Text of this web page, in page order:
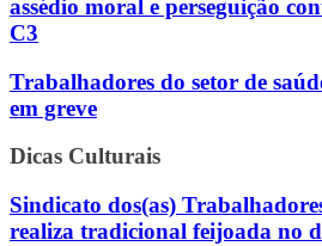
assédio moral e perseguição
C3
Trabalhadores do setor de
em greve
Dicas Culturais
Sindicato dos(as)
realiza tradicional feijoada no